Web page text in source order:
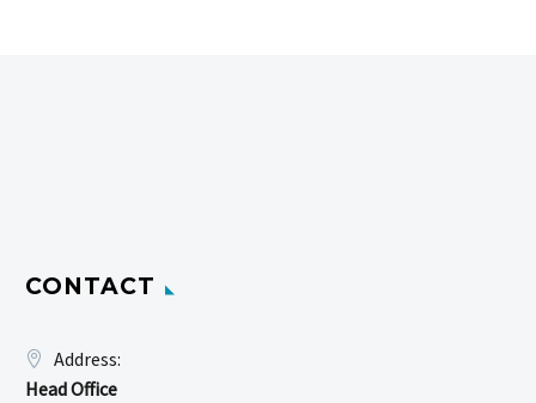
CONTACT
Address:
Head Office